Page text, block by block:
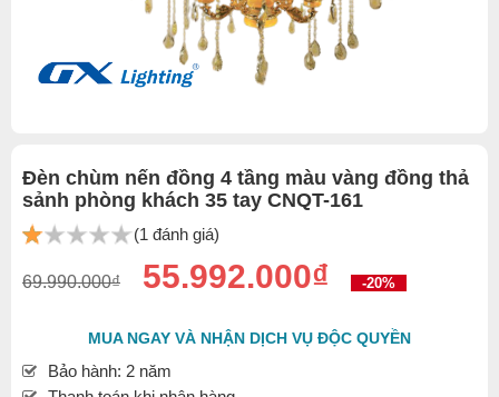
Đèn chùm nến đồng 4 tầng màu vàng đồng thả
sảnh phòng khách 35 tay CNQT-161
(1 đánh giá)
69.990.000₫ 55.992.000₫ -20%
MUA NGAY VÀ NHẬN DỊCH VỤ ĐỘC QUYỀN
Bảo hành: 2 năm